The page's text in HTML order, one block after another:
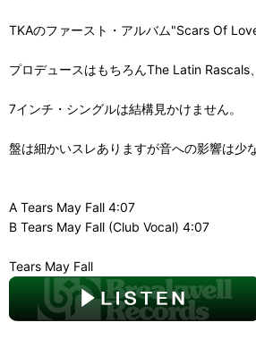
TKAのファースト・アルバム"Scars Of
プロデュースはもちろんThe Latin
7インチ・シングルは結構見かけません。
盤は細かいスレありますが音への影響は少
A Tears May Fall 4:07
B Tears May Fall (Club Vocal) 4:07
Tears May Fall